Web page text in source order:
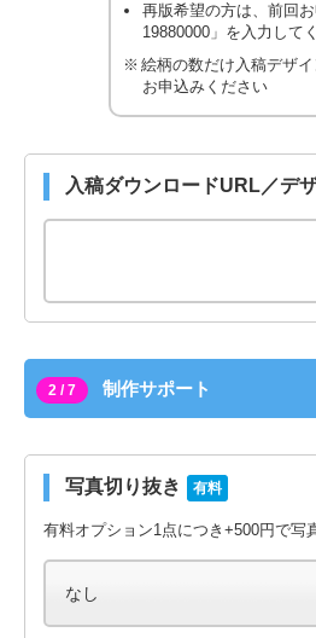
再版希望の方は、前回
19880000」を入力して
絵柄の数だけ入稿デザ
お申込みください
入稿ダウンロードURL／デ
2 / 7 制作サポート
写真切り抜き 有料
有料オプション1点につき+500円で写